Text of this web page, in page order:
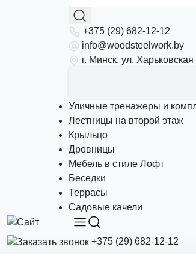
+375 (29) 682-12-12
info@woodsteelwork.by
г. Минск, ул. Харьковская
Уличные тренажеры и
Лестницы на второй этаж
Крыльцо
Дровницы
Мебель в стиле Лофт
Беседки
Террасы
Садовые качели
+375 (29) 682-12-12